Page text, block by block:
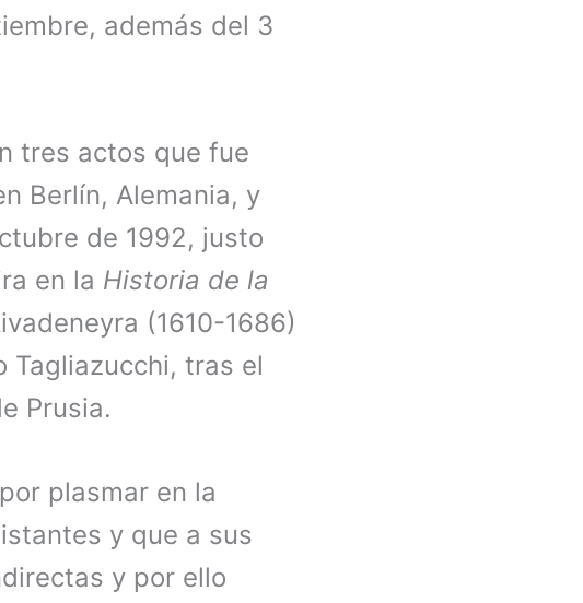
además del 3
tres actos que fue
Berlín, Alemania, y
de 1992, justo
en la Historia de la
(1610-1686)
Tagliazucchi, tras el
Prusia.
plasmar en la
y que a sus
y por ello